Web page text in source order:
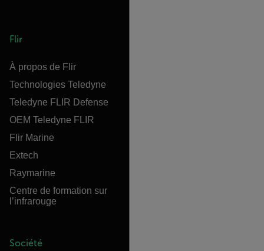
Flir
À propos de Flir
Technologies Teledyne
Teledyne FLIR Defense
OEM Teledyne FLIR
Flir Marine
Extech
Raymarine
Centre de formation sur
l’infrarouge
Société